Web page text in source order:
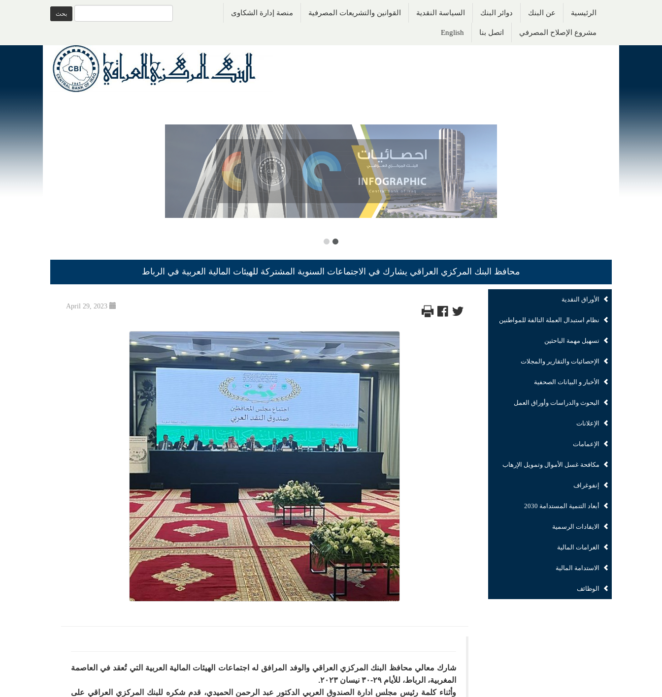
الرئيسية عن البنك دوائر البنك السياسة النقدية القوانين والتشريعات المصرفية منصة إدارة الشكاوى
مشروع الإصلاح المصرفي اتصل بنا English
محافظ البنك المركزي العراقي يشارك في الاجتماعات السنوية المشتركة للهيئات المالية العربية في الرباط
الأوراق النقدية
نظام استبدال العملة التالفة للمواطنين
تسهيل مهمة الباحثين
الإحصائيات والتقارير والمجلات
الأخبار و البيانات الصحفية
البحوث والدراسات وأوراق العمل
الإعلانات
الإعمامات
مكافحة غسل الأموال وتمويل الإرهاب
إنفوغراف
أبعاد التنمية المستدامة 2030
الايفادات الرسمية
الغرامات المالية
الاستدامة المالية
الوظائف
April 29, 2023
شارك معالي محافظ البنك المركزي العراقي والوفد المرافق له اجتماعات الهيئات المالية العربية التي تُعقد في العاصمة
المغربية، الرباط، للأيام ٢٩-٣٠ نيسان ٢٠٢٣.
وأثناء كلمة رئيس مجلس ادارة الصندوق العربي الدكتور عبد الرحمن الحميدي، قدم شكره للبنك المركزي العراقي على